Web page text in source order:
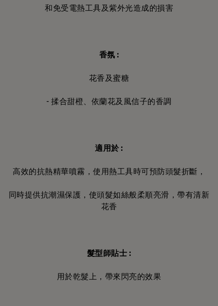
和免受電熱工具及紫外光造成的損害
香氛 :
花香及蜜糖
- 揉合甜橙、依蘭花及風信子的香調
適用於 :
高效的抗熱精華噴霧，使用熱工具時可預防頭髮折斷，
同時提供抗潮濕保護，使頭髮如絲般柔順亮滑，帶有清新
花香
髮型師貼士 :
用於乾髮上，帶來閃亮的效果